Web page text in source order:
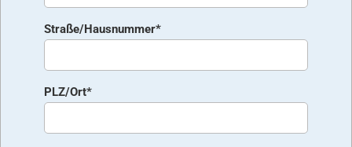
Straße/Hausnummer*
PLZ/Ort*